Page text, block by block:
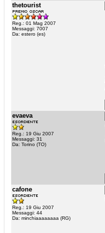
thetourist
Reg.: 01 Mag 2007
Messaggi: 7007
Da: estero (es)
evaeva
Reg.: 19 Giu 2007
Messaggi: 31
Da: Torino (TO)
cafone
Reg.: 19 Giu 2007
Messaggi: 44
Da: minchiaaaaaaaa (RG)